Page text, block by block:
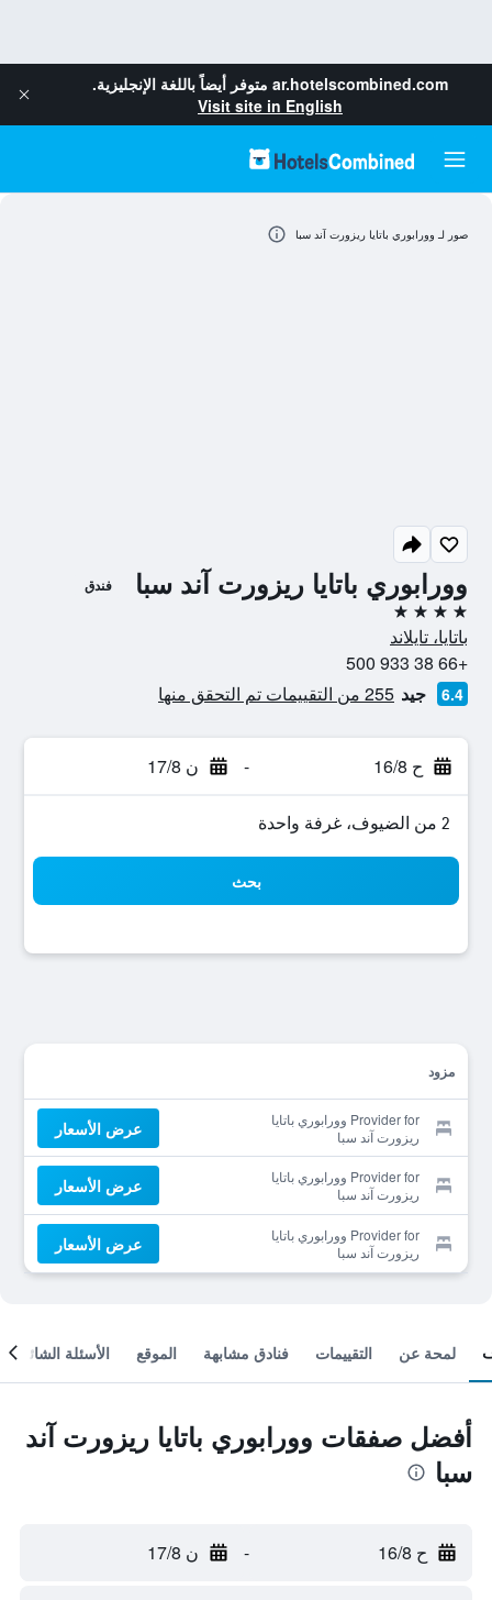
ar.hotelscombined.com متوفر أيضاً باللغة الإنجليزية.
Visit site in English
وورابوري باتايا ريزورت آند سبا فندق
4 نجوم
باتايا، تايلاند
+66 38 933 500
6.4 جيد 255 من التقييمات تم التحقق منها
ح 16/8 - ن 17/8
2 من الضيوف، غرفة واحدة
بحث
مزود
Provider for وورابوري باتايا
ريزورت آند سبا
عرض الأسعار
Provider for وورابوري باتايا
ريزورت آند سبا
عرض الأسعار
Provider for وورابوري باتايا
ريزورت آند سبا
عرض الأسعار
صور لـ وورابوري باتايا ريزورت آند سبا
لمحة عن التقييمات فنادق مشابهة الموقع الأسئلة الشائعة
أفضل صفقات وورابوري باتايا ريزورت آند
سبا
ح 16/8 - ن 17/8